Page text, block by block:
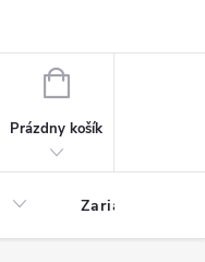
NÁKUPNÝ
Prázdny košík
Zariadenia na